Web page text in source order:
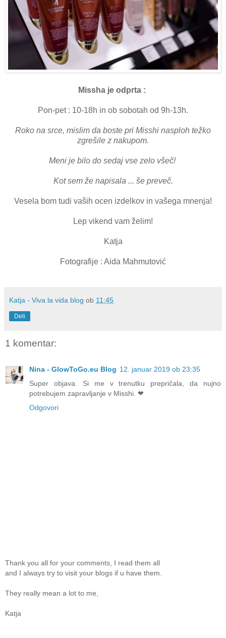
Missha je odprta :
Pon-pet : 10-18h in ob sobotah od 9h-13h.
Roko na srce, mislim da boste pri Misshi nasploh težko
zgrešile z nakupom.
Meni je bilo do sedaj vse zelo všeč!
Kot sem že napisala ... še preveč.
Vesela bom tudi vaših ocen izdelkov in vašega mnenja!
Lep vikend vam želim!
Katja
Fotografije : Aida Mahmutović
Katja - Viva la vida blog ob 11:45
Deli
1 komentar:
Nina - GlowToGo.eu Blog 12. januar 2019 ob 23:35
Super objava. Si me v trenutku prepričala, da nujno
potrebujem zapravljanje v Misshi. ❤
Odgovori
Thank you all for your comments, I read them all
and I always try to visit your blogs if u have them.
They really mean a lot to me,
Katja